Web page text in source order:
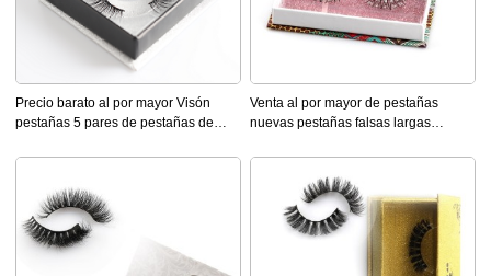
Precio barato al por mayor Visón
pestañas 5 pares de pestañas de
Venta al por mayor de pestañas
nuevas pestañas falsas largas
empaquetado de pestañas
personalizado